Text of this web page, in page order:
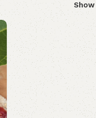
Show